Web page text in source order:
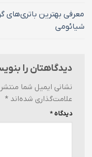
معرفی بهترین باتری‌های
شیائومی
دیدگاهتان را
نشانی ایمیل شما
علامت‌گذاری شده‌اند *
دیدگاه*